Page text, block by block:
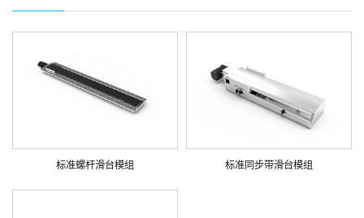
标准螺杆滑台模组 标准同步带滑台模组